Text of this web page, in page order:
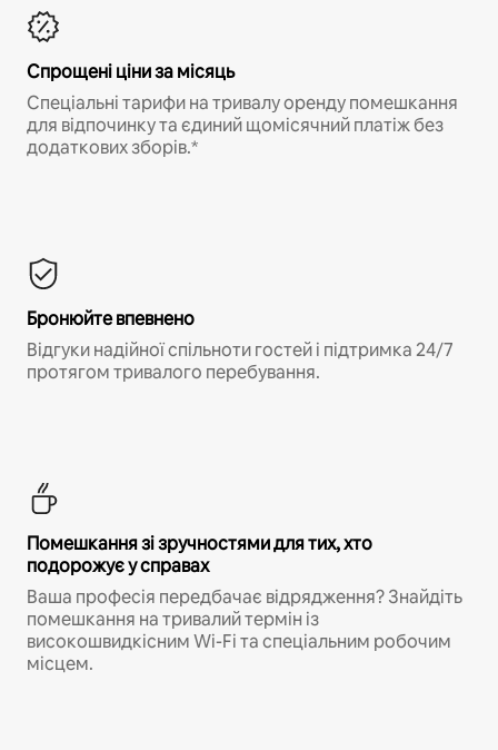
Спрощені ціни за місяць
Спеціальні тарифи на тривалу оренду помешкання
для відпочинку та єдиний щомісячний платіж без
додаткових зборів.*
Бронюйте впевнено
Відгуки надійної спільноти гостей і підтримка 24/7
протягом тривалого перебування.
Помешкання зі зручностями для тих, хто
подорожує у справах
Ваша професія передбачає відрядження? Знайдіть
помешкання на тривалий термін із
високошвидкісним Wi-Fi та спеціальним робочим
місцем.